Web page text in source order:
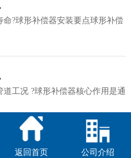
?球形补偿器安装要点球形补偿
工况 ?球形补偿器核心作用是通
返回首页 公司介绍